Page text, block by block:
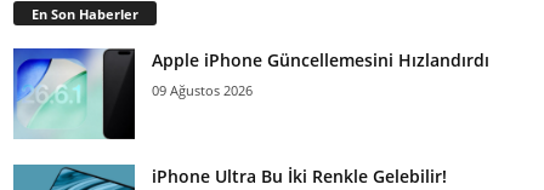
En Son Haberler
Apple iPhone Güncellemesini Hızlandırdı
09 Ağustos 2026
iPhone Ultra Bu İki Renkle Gelebilir!